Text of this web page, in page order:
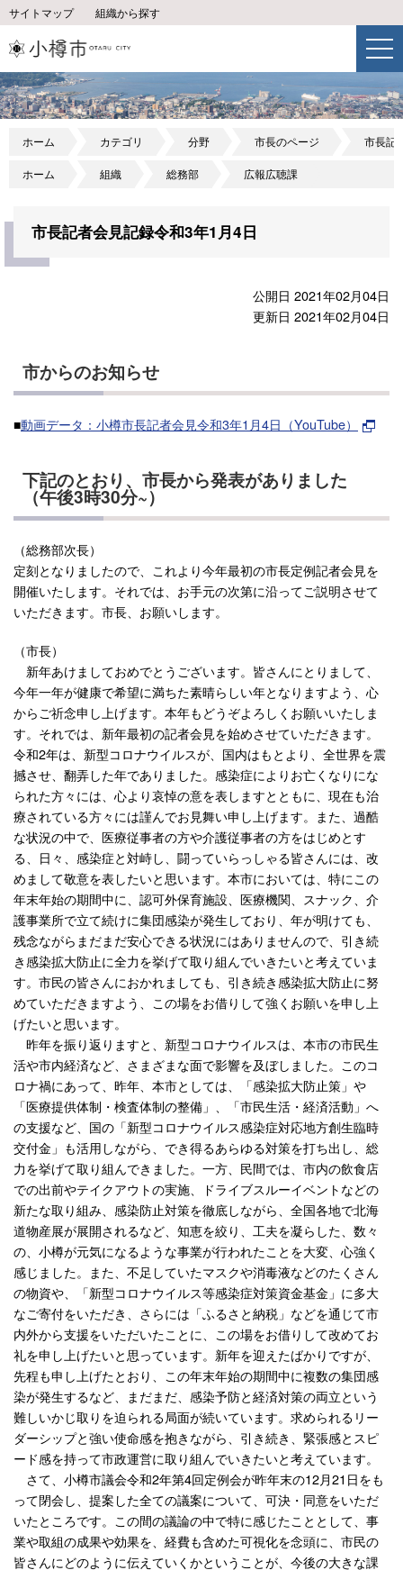
サイトマップ 組織から探す
ホーム カテゴリ 分野 市長のページ 市長記
ホーム 組織 総務部 広報広聴課
市長記者会見記録令和3年1月4日
公開日 2021年02月04日
更新日 2021年02月04日
市からのお知らせ
■動画データ：小樽市長記者会見令和3年1月4日（YouTube）
下記のとおり、市長から発表がありました
（午後3時30分~）
（総務部次長）
定刻となりましたので、これより今年最初の市長定例記者会見を
開催いたします。それでは、お手元の次第に沿ってご説明させて
いただきます。市長、お願いします。
（市長）
新年あけましておめでとうございます。皆さんにとりまして、
今年一年が健康で希望に満ちた素晴らしい年となりますよう、心
からご祈念申し上げます。本年もどうぞよろしくお願いいたしま
す。それでは、新年最初の記者会見を始めさせていただきます。
令和2年は、新型コロナウイルスが、国内はもとより、全世界を震
撼させ、翻弄した年でありました。感染症によりお亡くなりにな
られた方々には、心より哀悼の意を表しますとともに、現在も治
療されている方々には謹んでお見舞い申し上げます。また、過酷
な状況の中で、医療従事者の方や介護従事者の方をはじめとす
る、日々、感染症と対峙し、闘っていらっしゃる皆さんには、改
めまして敬意を表したいと思います。本市においては、特にこの
年末年始の期間中に、認可外保育施設、医療機関、スナック、介
護事業所で立て続けに集団感染が発生しており、年が明けても、
残念ながらまだまだ安心できる状況にはありませんので、引き続
き感染拡大防止に全力を挙げて取り組んでいきたいと考えていま
す。市民の皆さんにおかれましても、引き続き感染拡大防止に努
めていただきますよう、この場をお借りして強くお願いを申し上
げたいと思います。
昨年を振り返りますと、新型コロナウイルスは、本市の市民生
活や市内経済など、さまざまな面で影響を及ぼしました。このコ
ロナ禍にあって、昨年、本市としては、「感染拡大防止策」や
「医療提供体制・検査体制の整備」、「市民生活・経済活動」へ
の支援など、国の「新型コロナウイルス感染症対応地方創生臨時
交付金」も活用しながら、でき得るあらゆる対策を打ち出し、総
力を挙げて取り組んできました。一方、民間では、市内の飲食店
での出前やテイクアウトの実施、ドライブスルーイベントなどの
新たな取り組み、感染防止対策を徹底しながら、全国各地で北海
道物産展が展開されるなど、知恵を絞り、工夫を凝らした、数々
の、小樽が元気になるような事業が行われたことを大変、心強く
感じました。また、不足していたマスクや消毒液などのたくさん
の物資や、「新型コロナウイルス等感染症対策資金基金」に多大
なご寄付をいただき、さらには「ふるさと納税」などを通じて市
内外から支援をいただいたことに、この場をお借りして改めてお
礼を申し上げたいと思っています。新年を迎えたばかりですが、
先程も申し上げたとおり、この年末年始の期間中に複数の集団感
染が発生するなど、まだまだ、感染予防と経済対策の両立という
難しいかじ取りを迫られる局面が続いています。求められるリー
ダーシップと強い使命感を抱きながら、引き続き、緊張感とスピ
ード感を持って市政運営に取り組んでいきたいと考えています。
さて、小樽市議会令和2年第4回定例会が昨年末の12月21日をも
って閉会し、提案した全ての議案について、可決・同意をいただ
いたところです。この間の議論の中で特に感じたこととして、事
業や取組の成果や効果を、経費も含めた可視化を念頭に、市民の
皆さんにどのように伝えていくかということが、今後の大きな課